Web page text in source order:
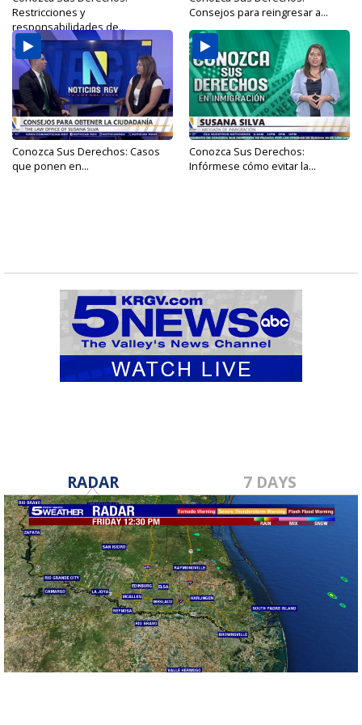
Restricciones y
responsabilidades de...
Consejos para reingresar a...
Conozca Sus Derechos: Casos
que ponen en...
Conozca Sus Derechos:
Infórmese cómo evitar la...
RADAR 7 DAYS